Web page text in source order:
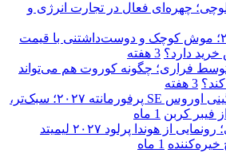
چهره‌ای فعال در تجارت انرژی و
فیات توپولینو ۲۰۲۶؛ موش کوچک و دوست‌داشتنی با قیمت
3 هفته
فراری؛ چگونه کوروت هم می‌تواند
3 هفته
رونمایی از لامبورگینی اوروس SE پرفورمانته ۲۰۲۷؛ سبک‌تر،
فیبر کربن 1 ماه
شاهکار جدید ژاپنی؛ رونمایی از هوندا پرلود ۲۰۲۷ لیمیتد
1 ماه